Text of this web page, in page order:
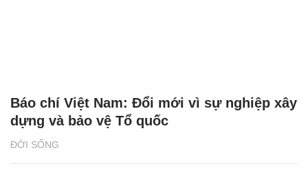
ĐỜI SỐNG
Báo chí Việt Nam: Đổi mới vì sự nghiệp xây
dựng và bảo vệ Tổ quốc